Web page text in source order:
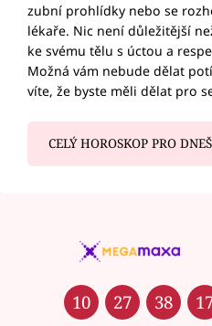
zubní prohlídky nebo se
lékaře. Nic není důležitější
ke svému tělu s úctou a
Možná vám nebude dělat
víte, že byste měli dělat pro
CELÝ HOROSKOP PRO
10 27 38